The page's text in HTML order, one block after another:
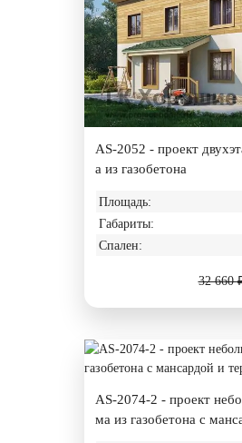
AS-2052 - проект
а из газобетона
Площадь:
Габариты:
Спален:
32 660
AS-2074-2 - проект
ма из газобетона с